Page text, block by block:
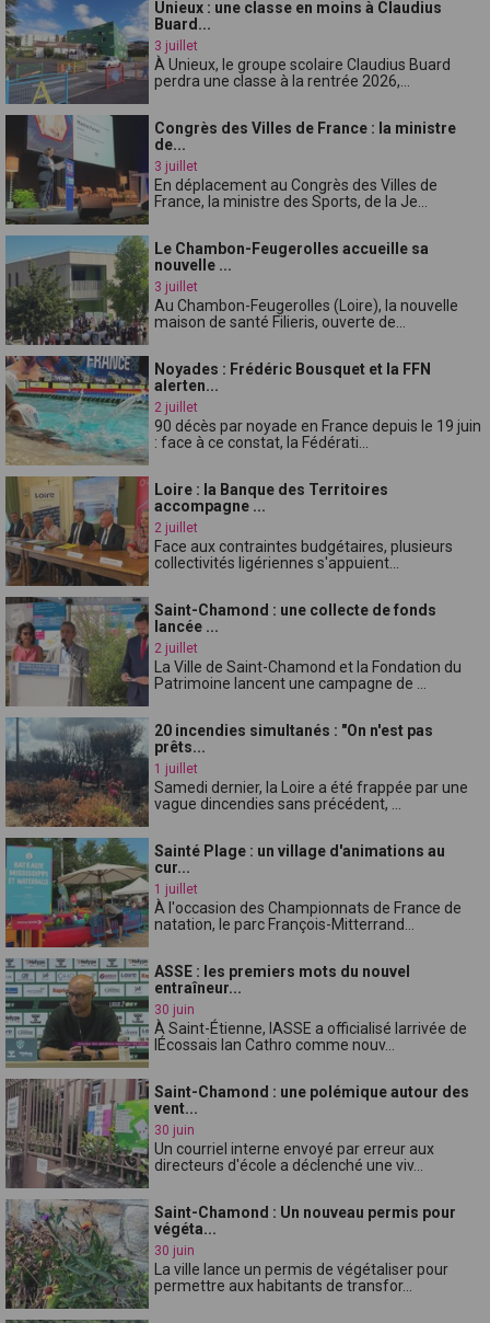
Unieux : une classe en moins à Claudius
Buard...
3 juillet
À Unieux, le groupe scolaire Claudius Buard
perdra une classe à la rentrée 2026,...
Congrès des Villes de France : la ministre
de...
3 juillet
En déplacement au Congrès des Villes de
France, la ministre des Sports, de la Je...
Le Chambon-Feugerolles accueille sa
nouvelle ...
3 juillet
Au Chambon-Feugerolles (Loire), la nouvelle
maison de santé Filieris, ouverte de...
Noyades : Frédéric Bousquet et la FFN
alerten...
2 juillet
90 décès par noyade en France depuis le 19 juin
: face à ce constat, la Fédérati...
Loire : la Banque des Territoires
accompagne ...
2 juillet
Face aux contraintes budgétaires, plusieurs
collectivités ligériennes s'appuient...
Saint-Chamond : une collecte de fonds
lancée ...
2 juillet
La Ville de Saint-Chamond et la Fondation du
Patrimoine lancent une campagne de ...
20 incendies simultanés : "On n'est pas
prêts...
1 juillet
Samedi dernier, la Loire a été frappée par une
vague dincendies sans précédent, ...
Sainté Plage : un village d'animations au
cur...
1 juillet
À l'occasion des Championnats de France de
natation, le parc François-Mitterrand...
ASSE : les premiers mots du nouvel
entraîneur...
30 juin
À Saint-Étienne, lASSE a officialisé larrivée de
lÉcossais Ian Cathro comme nouv...
Saint-Chamond : une polémique autour des
vent...
30 juin
Un courriel interne envoyé par erreur aux
directeurs d'école a déclenché une viv...
Saint-Chamond : Un nouveau permis pour
végéta...
30 juin
La ville lance un permis de végétaliser pour
permettre aux habitants de transfor...